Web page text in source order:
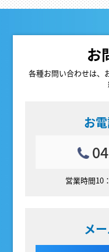
お
各種お問い合わせは、
お
営業時間10
メ